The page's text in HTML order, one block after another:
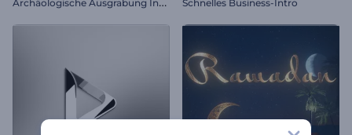
Schnelles Business-Intro